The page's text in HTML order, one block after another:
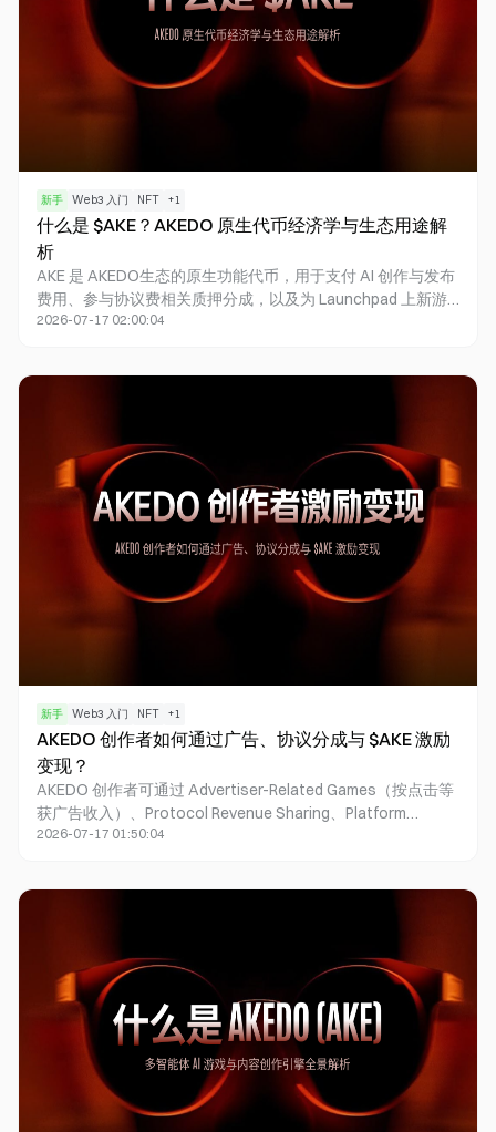
新手 Web3 入门 NFT +1
什么是 $AKE？AKEDO 原生代币经济学与生态用途解
析
AKE 是 AKEDO生态的原生功能代币，用于支付 AI 创作与发布
费用、参与协议费相关质押分成，以及为 Launchpad 上新游
戏代币提供流动性配对。$AKE 总供应 1000 亿枚（100
Provision（新游戏代币与 $AKE 配对），主网合约部署于 BNB
Smart Chain。
2026-07-17 02:00:04
新手 Web3 入门 NFT +1
AKEDO 创作者如何通过广告、协议分成与 $AKE 激励
变现？
AKEDO 创作者可通过 Advertiser-Related Games（按点击等
获广告收入）、Protocol Revenue Sharing、Platform
Advertising Revenue 与 $AKE Incentives 四条路径并行变
2026-07-17 01:50:04